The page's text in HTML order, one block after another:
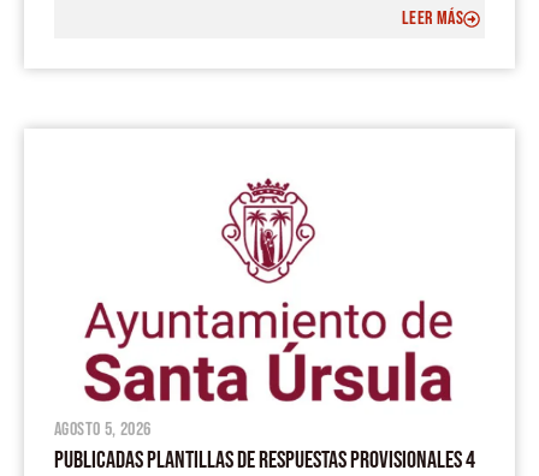
LEER MÁS
agosto 5, 2026
PUBLICADAS PLANTILLAS DE RESPUESTAS PROVISIONALES 4